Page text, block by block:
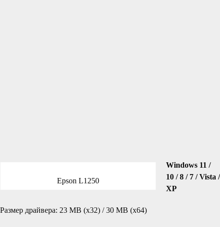
Epson L1250
Windows 11 /
10 / 8 / 7 / Vista /
XP
Размер драйвера: 23 MB (x32) / 30 MB (x64)